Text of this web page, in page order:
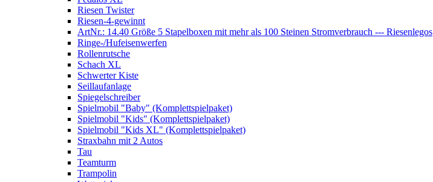
Riesen Twister
Riesen-4-gewinnt
ArtNr.: 14.40 Größe 5 Stapelboxen mit mehr als 100 Steinen Stromverbrauch --- Riesenlegos
Ringe-/Hufeisenwerfen
Rollenrutsche
Schach XL
Schwerter Kiste
Seillaufanlage
Spiegelschreiber
Spielmobil "Baby" (Komplettspielpaket)
Spielmobil "Kids" (Komplettspielpaket)
Spielmobil "Kids XL" (Komplettspielpaket)
Straxbahn mit 2 Autos
Tau
Teamturm
Trampolin